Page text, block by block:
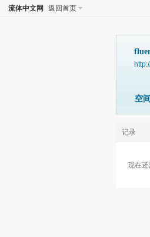
流体中文网 返回首页
空
记录
现在